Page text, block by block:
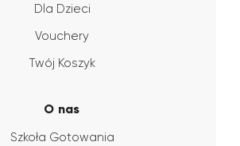
Dla Dzieci
Vouchery
Twój Koszyk
O nas
Szkoła Gotowania